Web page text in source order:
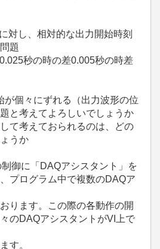
し、相対的な出力開始時刻
題
の時の差0.005秒の時差
個々にずれる（出力波形の位
と考えてよろしいでしょうか
考えておられるのは、どの
うか
御に「DAQアシスタント」を
プログラム中で複数のDAQア
ります。この際の各動作の開
のDAQアシスタントがVI上で
す。